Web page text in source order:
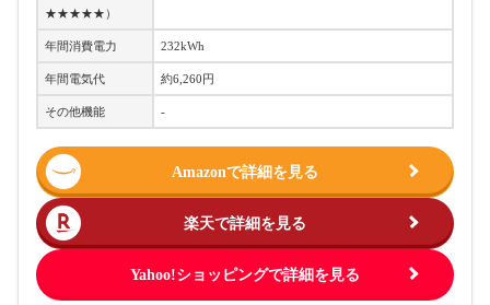
★★★★★）
年間消費電力 232kWh
年間電気代 約6,260円
その他機能 -
Amazonで詳細を見る
楽天で詳細を見る
Yahoo!ショッピングで詳細を見る